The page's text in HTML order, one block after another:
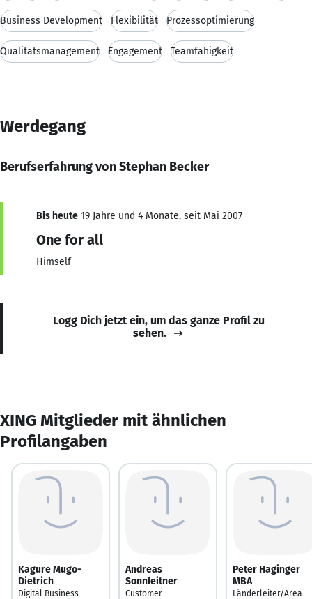
Business Development Flexibilität Prozessoptimierung
Qualitätsmanagement Engagement Teamfähigkeit
Werdegang
Berufserfahrung von Stephan Becker
Bis heute 19 Jahre und 4 Monate, seit Mai 2007
One for all
Himself
Logg Dich jetzt ein, um das ganze Profil zu
sehen.
XING Mitglieder mit ähnlichen
Profilangaben
Kagure Mugo-
Dietrich
Digital Business
Andreas
Sonnleitner
Customer
Peter Haginger
MBA
Länderleiter/Area